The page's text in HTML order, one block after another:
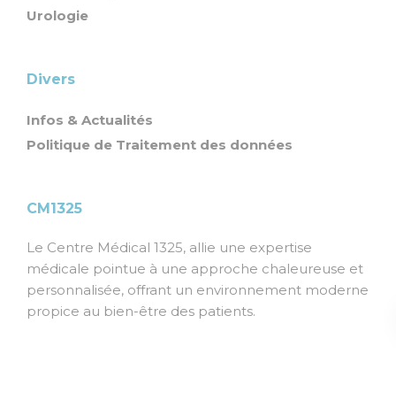
Urologie
Divers
Infos & Actualités
Politique de Traitement des données
CM1325
Le Centre Médical 1325, allie une expertise
médicale pointue à une approche chaleureuse et
personnalisée, offrant un environnement moderne
propice au bien-être des patients.